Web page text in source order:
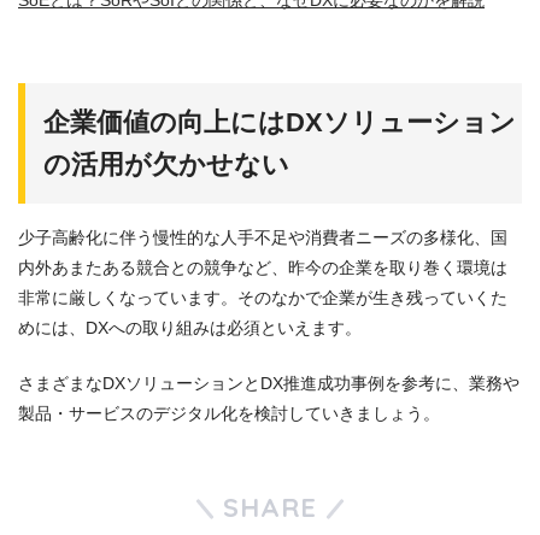
企業価値の向上にはDXソリューション
の活用が欠かせない
少子高齢化に伴う慢性的な人手不足や消費者ニーズの多様化、国
内外あまたある競合との競争など、昨今の企業を取り巻く環境は
非常に厳しくなっています。そのなかで企業が生き残っていくた
めには、DXへの取り組みは必須といえます。
さまざまなDXソリューションとDX推進成功事例を参考に、業務や
製品・サービスのデジタル化を検討していきましょう。
SHARE